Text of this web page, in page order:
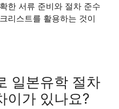
한 서류 준비와 절차 준수
리스트를 활용하는 것이
일본유학 절차
이가 있나요?